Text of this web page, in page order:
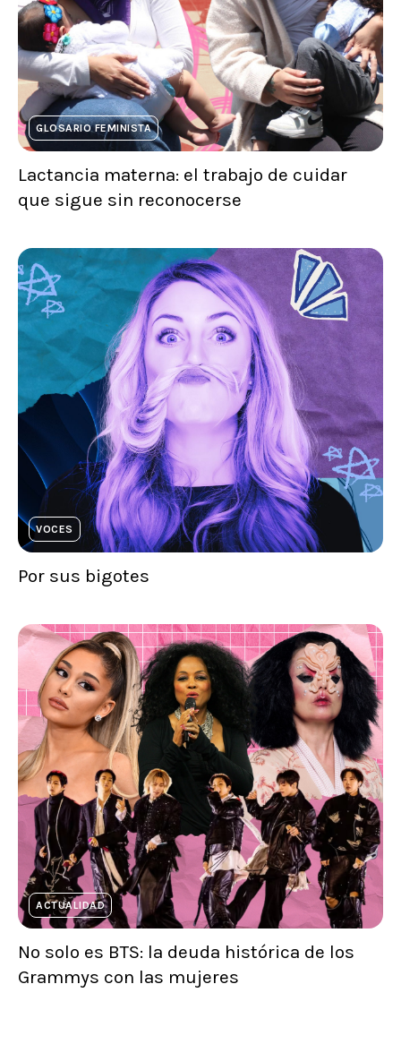
GLOSARIO FEMINISTA
Lactancia materna: el trabajo de cuidar
que sigue sin reconocerse
VOCES
Por sus bigotes
ACTUALIDAD
No solo es BTS: la deuda histórica de los
Grammys con las mujeres